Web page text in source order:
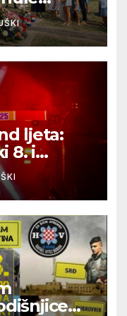
Čapljini
2026.
ljeta:
8. i